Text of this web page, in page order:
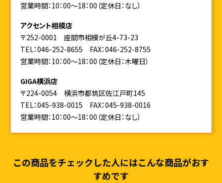
営業時間：10：00～18：00（定休日：なし）
アクセント相模店
〒252-0001 座間市相模が丘4-73-23
TEL：046-252-8655 FAX：046-252-8755
営業時間：10：00～18：00（定休日：木曜日）
GIGA横浜店
〒224-0054 横浜市都筑区佐江戸町145
TEL：045-938-0015 FAX：045-938-0016
営業時間：10：00～18：00（定休日：なし）
この商品をチェックした人にはこんな商品がおす
すめです